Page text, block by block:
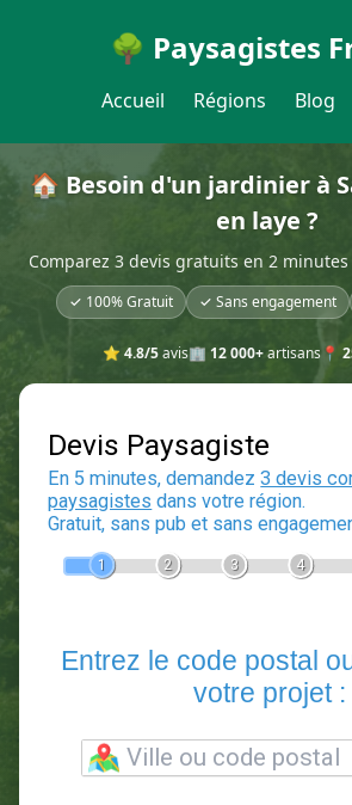
🌳 Paysagistes
Accueil Régions Blog
🏠 Besoin d'un jardinier à
en laye ?
Comparez 3 devis gratuits en 2
✓ 100% Gratuit ✓ Sans engagement
⭐ 4.8/5avis🏢 12 000+artisans📍
Devis Paysagiste
En 5 minutes, demandez3
2 3